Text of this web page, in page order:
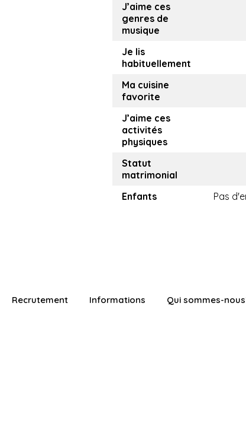
J’aime ces
genres de
musique
Je lis
habituellement
Ma cuisine
favorite
J’aime ces
activités
physiques
Statut
matrimonial
Enfants
Pas
Recrutement Informations Qui sommes-